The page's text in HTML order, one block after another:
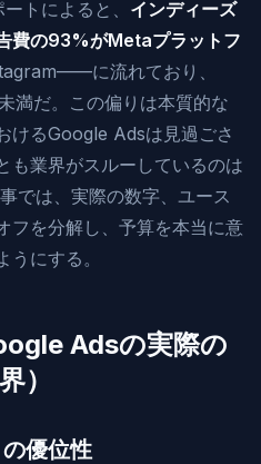
トによると、 インディーズ
費の93%がMetaプラットフ
に流れており、
満だ。この偏りは本質的な
けるGoogle Adsは見過ごさ
も業界がスルーしているのは
では、実際の数字、ユース
フを分解し、予算を本当に意
にする。
Adsの実際の
）
優位性